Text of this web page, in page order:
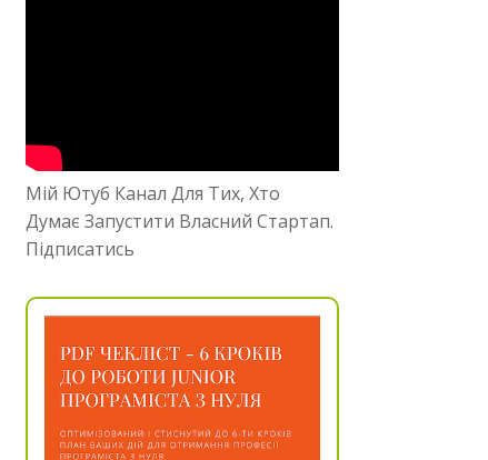
Мій Ютуб Канал Для Тих, Хто
Думає Запустити Власний Стартап.
Підписатись